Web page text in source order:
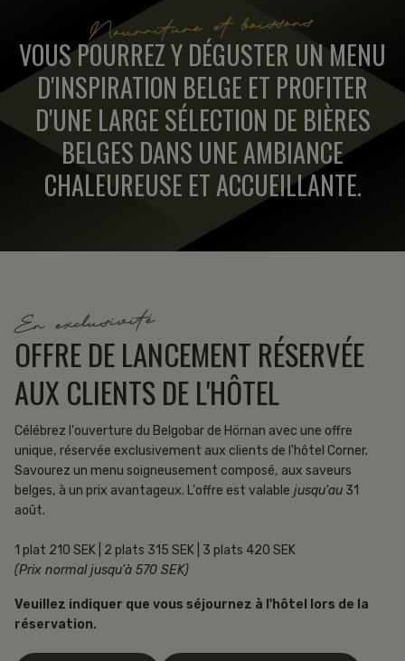
Nourriture et boissons
VOUS POURREZ Y DÉGUSTER UN MENU
D'INSPIRATION BELGE ET PROFITER
D'UNE LARGE SÉLECTION DE BIÈRES
BELGES DANS UNE AMBIANCE
CHALEUREUSE ET ACCUEILLANTE.
En exclusivité
OFFRE DE LANCEMENT RÉSERVÉE
AUX CLIENTS DE L'HÔTEL
Célébrez l'ouverture du Belgobar de Hörnan avec une offre
unique, réservée exclusivement aux clients de l'hôtel Corner.
Savourez un menu soigneusement composé, aux saveurs
belges, à un prix avantageux. L'offre est valable jusqu'au 31
août.
1 plat 210 SEK | 2 plats 315 SEK | 3 plats 420 SEK
(Prix normal jusqu'à 570 SEK)
Veuillez indiquer que vous séjournez à l'hôtel lors de la
réservation.